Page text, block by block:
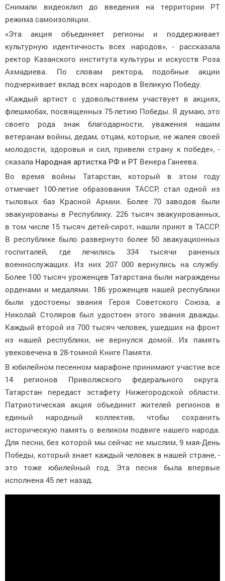
Снимали видеоклип до введения на территории РТ
режима самоизоляции.
«Эта акция объединяет регионы и поддерживает
культурную идентичность всех народов», - рассказала
ректор Казанского института культуры и искусств Роза
Ахмадиева. По словам ректора, подобные акции
подчеркивает вклад всех народов в Великую Победу.
«Каждый артист с удовольствием участвует в акциях,
флешмобах, посвященных 75-летию Победы. Я думаю, это
своего рода знак благодарности, уважения нашим
ветеранам войны, дедам, отцам, которые, не жалея своей
молодости, здоровья и сил, привели страну к победе», -
сказала Народная артистка РФ и РТ Венера Ганеева.
Во время войны Татарстан, который в этом году
отмечает 100-летие образования ТАССР, стал одной из
тыловых баз Красной Армии. Более 70 заводов были
эвакуированы в Республику. 226 тысяч эвакуированных,
в том числе 15 тысяч детей-сирот, нашли приют в ТАССР.
В республике было развернуто более 50 эвакуационных
госпиталей, где лечились 334 тысячи раненых
военнослужащих. Из них 207 000 вернулись на службу.
Более 100 тысяч уроженцев Татарстана были награждены
орденами и медалями. 186 уроженцев нашей республики
были удостоены звания Героя Советского Союза, а
Николай Столяров был удостоен этого звания дважды.
Каждый второй из 700 тысяч человек, ушедших на фронт
из нашей республики, не вернулся домой. Их память
увековечена в 28-томной Книге Памяти.
В юбилейном песенном марафоне принимают участие все
14 регионов Приволжского федерального округа.
Татарстан передаст эстафету Нижегородской области.
Патриотическая акция объединит жителей регионов в
единый народный коллектив, чтобы сохранить
историческую память о великом подвиге нашего народа.
Для песни, без которой мы сейчас не мыслим, 9 мая-День
Победы, который знает каждый человек в нашей стране, -
это тоже юбилейный год. Эта песня была впервые
исполнена 45 лет назад.